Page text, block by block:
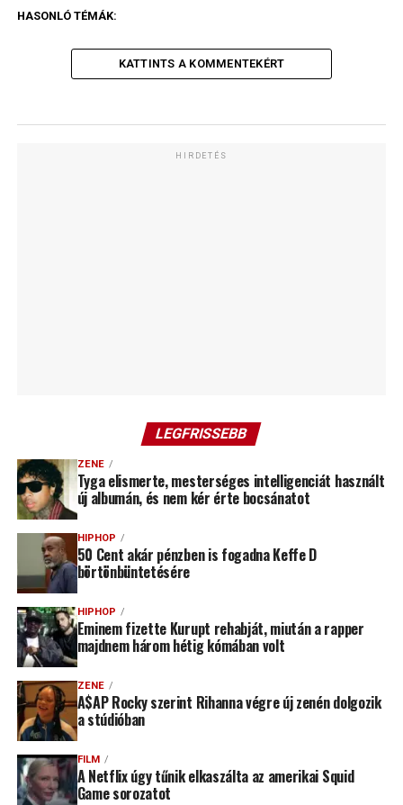
HASONLÓ TÉMÁK:
KATTINTS A KOMMENTEKÉRT
HIRDETÉS
LEGFRISSEBB
ZENE
Tyga elismerte, mesterséges intelligenciát használt
új albumán, és nem kér érte bocsánatot
HIPHOP
50 Cent akár pénzben is fogadna Keffe D
börtönbüntetésére
HIPHOP
Eminem fizette Kurupt rehabját, miután a rapper
majdnem három hétig kómában volt
ZENE
A$AP Rocky szerint Rihanna végre új zenén dolgozik
a stúdióban
FILM
A Netflix úgy tűnik elkaszálta az amerikai Squid
Game sorozatot